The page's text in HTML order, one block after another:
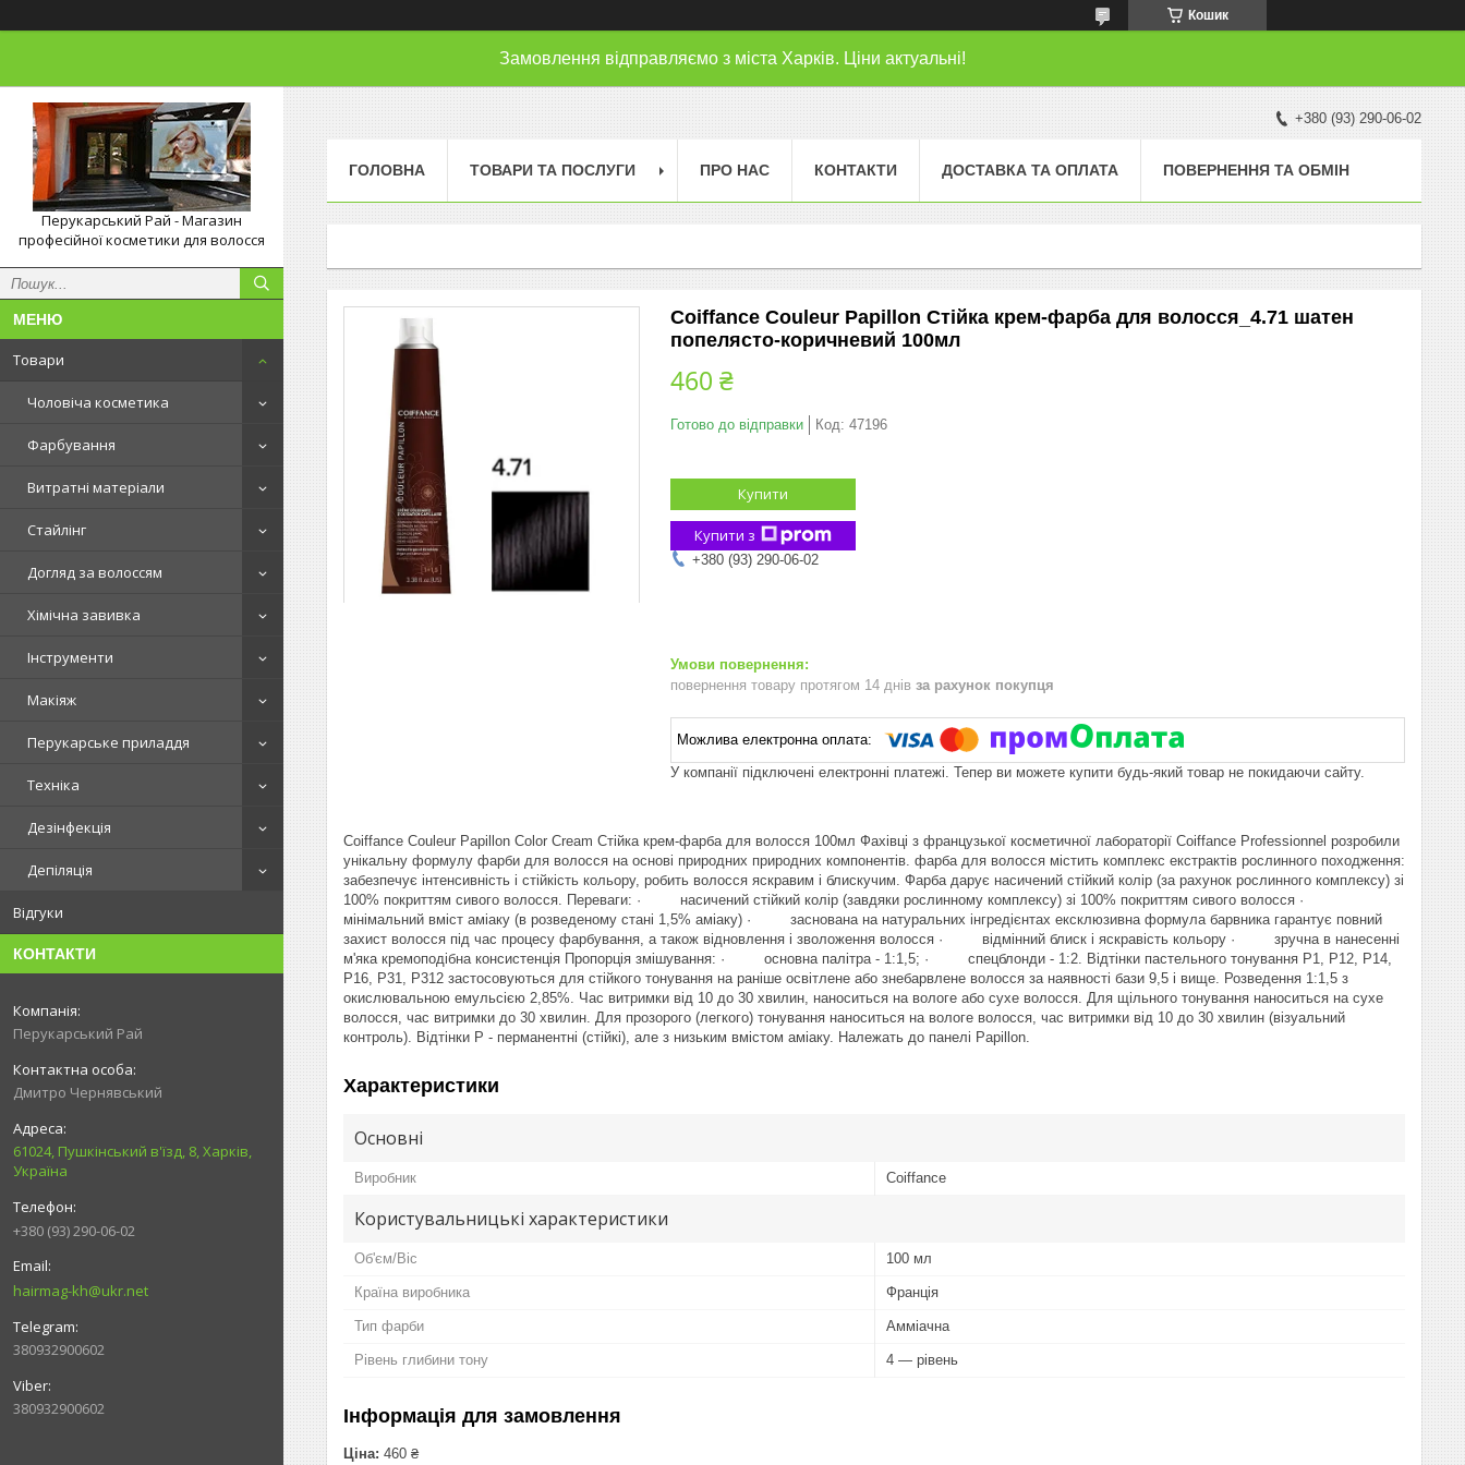
Кошик
Замовлення відправляємо з міста Харків. Ціни актуальні!
Перукарський Рай - Магазин
професійної косметики для волосся
Товари
Чоловіча косметика
Фарбування
Витратні матеріали
Стайлінг
Догляд за волоссям
Хімічна завивка
Інструменти
Макіяж
Перукарське приладдя
Техніка
Дезінфекція
Депіляція
Відгуки
КОНТАКТИ
Перукарський Рай
Дмитро Чернявський
61024, Пушкінський в'їзд, 8, Харків,
Україна
+380 (93) 290-06-02
hairmag-kh@ukr.net
380932900602
380932900602
+380 (93) 290-06-02
ГОЛОВНА ТОВАРИ ТА ПОСЛУГИ ПРО НАС КОНТАКТИ ДОСТАВКА ТА ОПЛАТА ПОВЕРНЕННЯ ТА ОБМІН
Coiffance Couleur Papillon Стійка крем-фарба для волосся_4.71 шатен
попелясто-коричневий 100мл
460 ₴
Готово до відправки Код: 47196
Купити
Купити з
+380 (93) 290-06-02
повернення товару протягом 14 днів за рахунок покупця
У компанії підключені електронні платежі. Тепер ви можете купити будь-який товар не покидаючи сайту.
Coiffance Couleur Papillon Color Cream Стійка крем-фарба для волосся 100мл Фахівці з французької косметичної лабораторії Coiffance Professionnel розробили
унікальну формулу фарби для волосся на основі природних природних компонентів. фарба для волосся містить комплекс екстрактів рослинного походження:
забезпечує інтенсивність і стійкість кольору, робить волосся яскравим і блискучим. Фарба дарує насичений стійкий колір (за рахунок рослинного комплексу) зі
100% покриттям сивого волосся. Переваги: · насичений стійкий колір (завдяки рослинному комплексу) зі 100% покриттям сивого волосся ·
мінімальний вміст аміаку (в розведеному стані 1,5% аміаку) · заснована на натуральних інгредієнтах ексклюзивна формула барвника гарантує повний
захист волосся під час процесу фарбування, а також відновлення і зволоження волосся · відмінний блиск і яскравість кольору · зручна в нанесенні
м'яка кремоподібна консистенція Пропорція змішування: · основна палітра - 1:1,5; · спецблонди - 1:2. Відтінки пастельного тонування P1, P12, P14,
P16, P31, P312 застосовуються для стійкого тонування на раніше освітлене або знебарвлене волосся за наявності бази 9,5 і вище. Розведення 1:1,5 з
окислювальною емульсією 2,85%. Час витримки від 10 до 30 хвилин, наноситься на вологе або сухе волосся. Для щільного тонування наноситься на сухе
волосся, час витримки до 30 хвилин. Для прозорого (легкого) тонування наноситься на вологе волосся, час витримки від 10 до 30 хвилин (візуальний
контроль). Відтінки P - перманентні (стійкі), але з низьким вмістом аміаку. Належать до панелі Papillon.
Характеристики
Основні
Виробник Coiffance
Користувальницькі характеристики
Об'єм/Віс 100 мл
Країна виробника Франція
Тип фарби Амміачна
Рівень глибини тону 4 — рівень
Інформація для замовлення
Ціна: 460 ₴